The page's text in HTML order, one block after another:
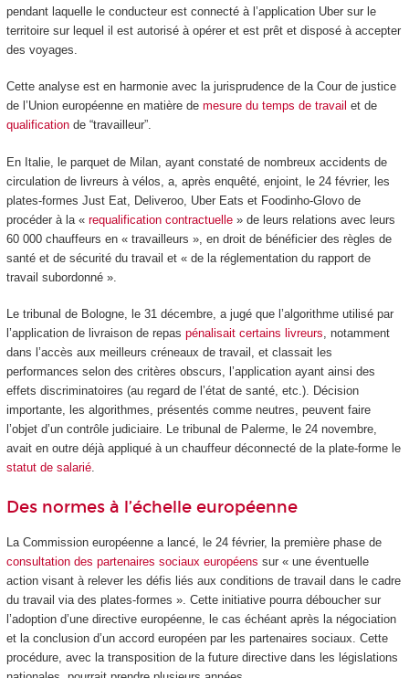
pendant laquelle le conducteur est connecté à l’application Uber sur le
territoire sur lequel il est autorisé à opérer et est prêt et disposé à accepter
des voyages.
Cette analyse est en harmonie avec la jurisprudence de la Cour de justice
de l’Union européenne en matière de mesure du temps de travail et de
qualificationde “travailleur”.
En Italie, le parquet de Milan, ayant constaté de nombreux accidents de
circulation de livreurs à vélos, a, après enquêté, enjoint, le 24 février, les
plates-formes Just Eat, Deliveroo, Uber Eats et Foodinho-Glovo de
procéder à la « requalification contractuelle» de leurs relations avec leurs
60 000 chauffeurs en « travailleurs », en droit de bénéficier des règles de
santé et de sécurité du travail et « de la réglementation du rapport de
travail subordonné ».
Le tribunal de Bologne, le 31 décembre, a jugé que l’algorithme utilisé par
l’application de livraison de repas pénalisait certains livreurs, notamment
dans l’accès aux meilleurs créneaux de travail, et classait les
performances selon des critères obscurs, l’application ayant ainsi des
effets discriminatoires (au regard de l’état de santé, etc.). Décision
importante, les algorithmes, présentés comme neutres, peuvent faire
l’objet d’un contrôle judiciaire. Le tribunal de Palerme, le 24 novembre,
avait en outre déjà appliqué à un chauffeur déconnecté de la plate-forme le
statut de salarié.
Des normes à l’échelle européenne
La Commission européenne a lancé, le 24 février, la première phase de
consultation des partenaires sociaux européens sur « une éventuelle
action visant à relever les défis liés aux conditions de travail dans le cadre
du travail via des plates-formes ». Cette initiative pourra déboucher sur
l’adoption d’une directive européenne, le cas échéant après la négociation
et la conclusion d’un accord européen par les partenaires sociaux. Cette
procédure, avec la transposition de la future directive dans les législations